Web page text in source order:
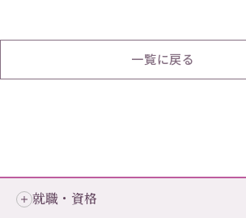
一覧に戻る
就職・資格